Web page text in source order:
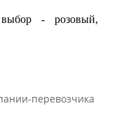
- розовый,
перевозчика